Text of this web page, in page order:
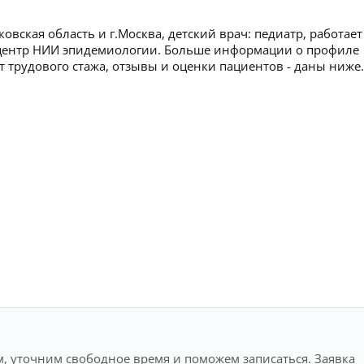
область и г.Москва, детский врач: педиатр,
НИИ эпидемиологии. Больше информации о профиле
трудового стажа, отзывы и оценки пациентов - даны ниже.
свободное время и поможем записаться. Заявка